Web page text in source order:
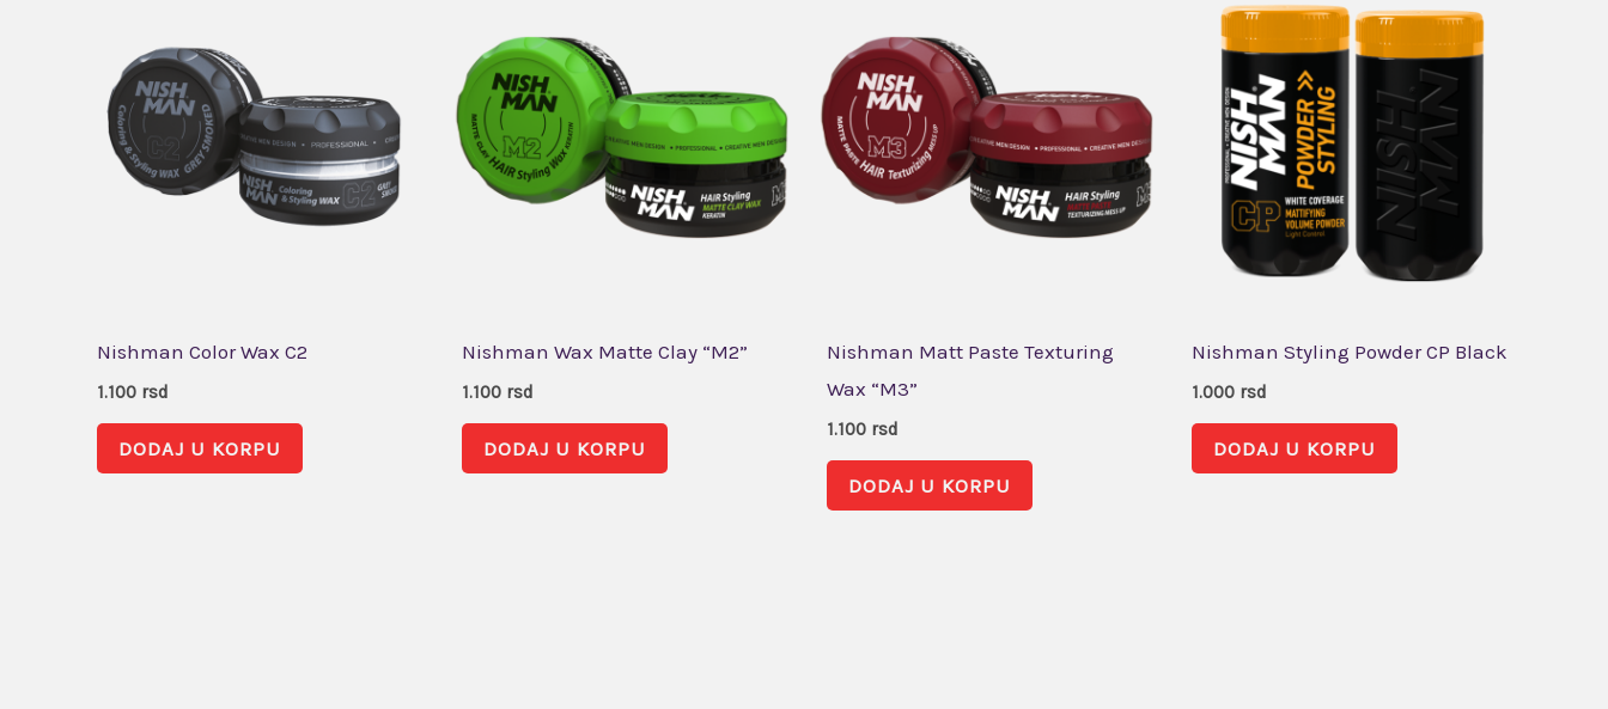
Nishman Color Wax C2
1.100 rsd
DODAJ U KORPU
Nishman Wax Matte Clay “M2”
1.100 rsd
DODAJ U KORPU
Nishman Matt Paste Texturing
Wax “M3”
1.100 rsd
DODAJ U KORPU
Nishman Styling Powder CP Black
1.000 rsd
DODAJ U KORPU